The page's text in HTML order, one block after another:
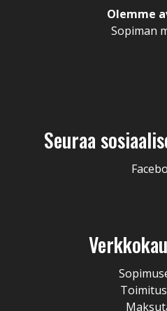
Olemme
Sopiman
Seuraa